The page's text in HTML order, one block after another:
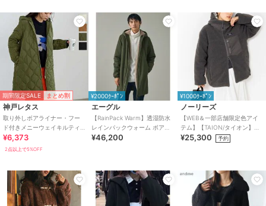
期間限定SALE まとめ割
神戸レタス
取り外しボアライナー・フー
ド付きメニーウェイキルティ
ング中綿コート [K1153]
¥6,373
2点以上で5%OFF
¥2000ｸｰﾎﾟﾝ
エーグル
【RainPack Warm】透湿防水
レインパックウォーム ボアロ
ングジャケット
¥46,200
¥1000ｸｰﾎﾟﾝ
ノーリーズ
【WEB＆一部店舗限定色アイ
テム】【TAION/タイオン】ボ
ア×ダウンフーミドル丈ダウン
¥25,300 予約